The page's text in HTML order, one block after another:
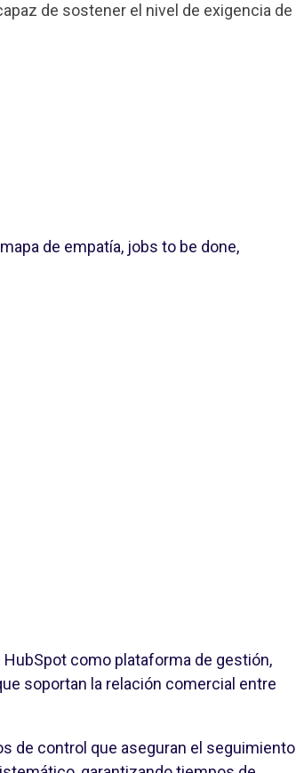
de sostener el nivel de exigencia de
de empatía, jobs to be done,
como plataforma de gestión,
soportan la relación comercial entre
de control que aseguran el seguimiento